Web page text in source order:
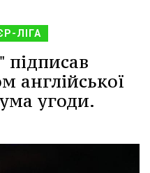
ЛІГА
англійської
угоди.